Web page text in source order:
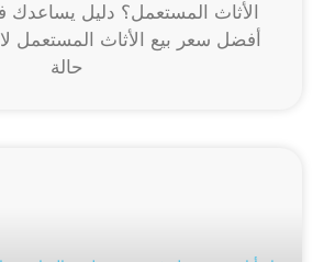
الأثاث المستعمل؟ دليل
أفضل سعر بيع الأثاث المستعمل
حالة